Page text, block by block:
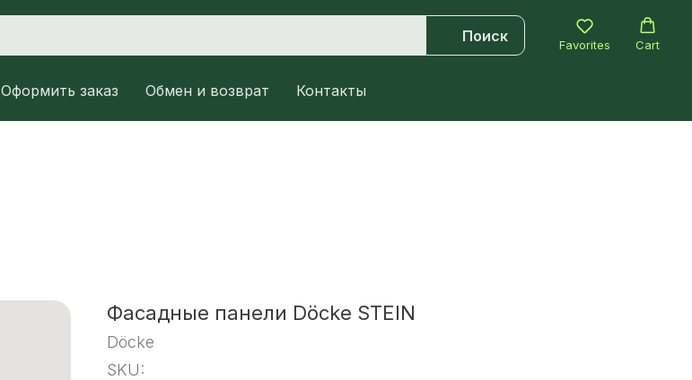
Поиск
Favorites Cart
Оформить заказ Обмен и возврат Контакты
Фасадные панели Döcke STEIN
Döcke
SKU: